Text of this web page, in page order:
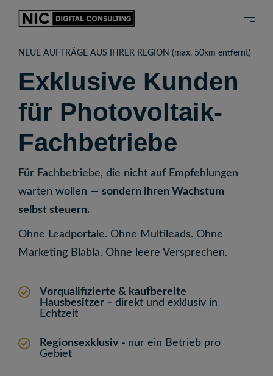
NEUE AUFTRÄGE AUS IHRER REGION (max. 50km entfernt)
Exklusive Kunden
für Photovoltaik-
Fachbetriebe
Für Fachbetriebe, die nicht auf Empfehlungen
warten wollen — sondern ihren Wachstum
selbst steuern.
Ohne Leadportale. Ohne Multileads. Ohne
Marketing Blabla. Ohne leere Versprechen.
Vorqualifizierte & kaufbereite
Hausbesitzer – direkt und exklusiv in
Echtzeit
Regionsexklusiv - nur ein Betrieb pro
Gebiet